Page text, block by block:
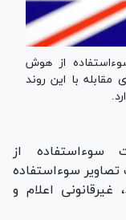
از هوش
با این روند
سوءاستفاده از
سوءاستفاده
اعلام و